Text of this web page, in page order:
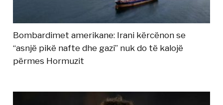
Bombardimet amerikane: Irani kërcënon se
“asnjë pikë nafte dhe gazi” nuk do të kalojë
përmes Hormuzit